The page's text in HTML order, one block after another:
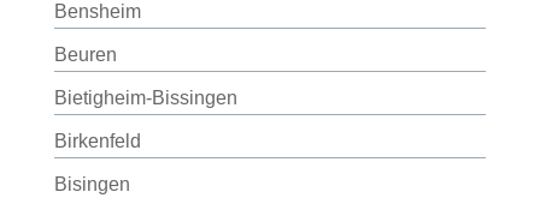
Bensheim
Beuren
Bietigheim-Bissingen
Birkenfeld
Bisingen